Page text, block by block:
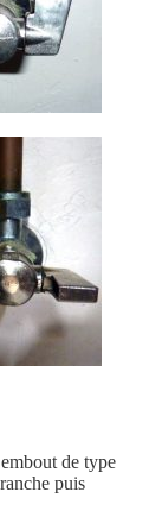
de type
puis